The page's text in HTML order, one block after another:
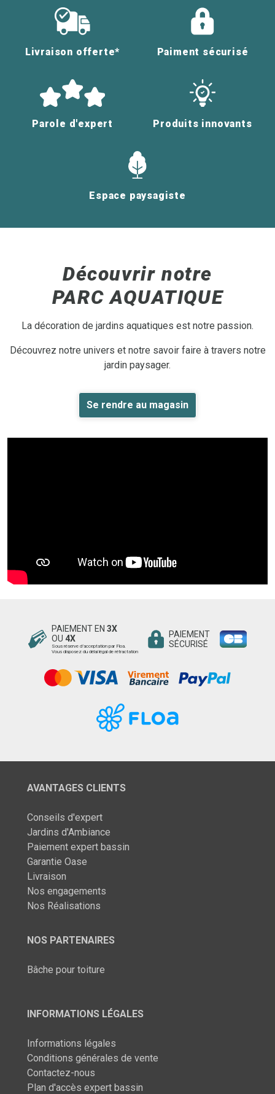
Livraison offerte* Paiment sécurisé
Parole d'expert Produits innovants
Espace paysagiste
Découvrir notre
PARC AQUATIQUE
La décoration de jardins aquatiques est notre passion.
Découvrez notre univers et notre savoir faire à travers notre
jardin paysager.
Se rendre au magasin
PAIEMENT EN 3X
OU 4X
Sous réserve d’acceptation par Floa.
Vous disposez du délai légal de rétractation
PAIEMENT
SÉCURISÉ
AVANTAGES CLIENTS
Conseils d'expert
Jardins d'Ambiance
Paiement expert bassin
Garantie Oase
Livraison
Nos engagements
Nos Réalisations
NOS PARTENAIRES
Bâche pour toiture
INFORMATIONS LÉGALES
Informations légales
Conditions générales de vente
Contactez-nous
Plan d'accès expert bassin